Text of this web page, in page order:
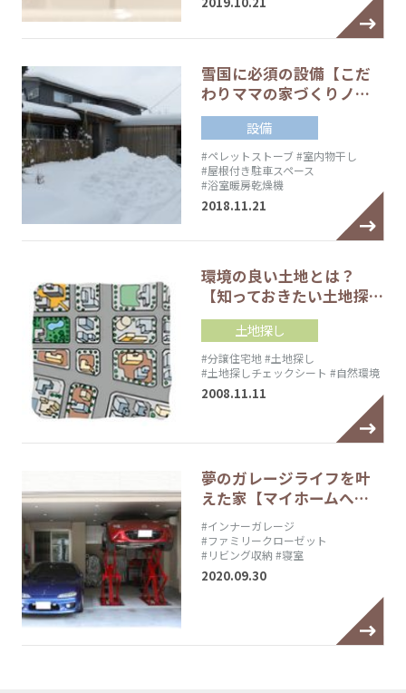
雪国に必須の設備【こだ
わりママの家づくりノ…
設備
#ペレットストーブ#室内物干し
#屋根付き駐車スペース
#浴室暖房乾燥機
2018.11.21
環境の良い土地とは？
【知っておきたい土地探…
土地探し
#分譲住宅地#土地探し
#土地探しチェックシート #自然環境
2008.11.11
夢のガレージライフを叶
えた家【マイホームへ…
#インナーガレージ
#ファミリークローゼット
#リビング収納 #寝室
2020.09.30